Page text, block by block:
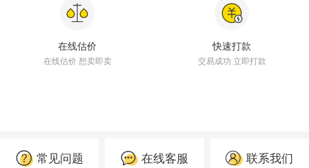
在线估价
在线估价 想卖即卖
快速打款
交易成功 立即打款
常见问题 在线客服 联系我们